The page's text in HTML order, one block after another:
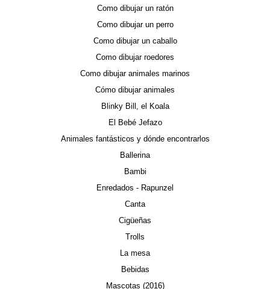
Como dibujar un ratón
Como dibujar un perro
Como dibujar un caballo
Como dibujar roedores
Como dibujar animales marinos
Cómo dibujar animales
Blinky Bill, el Koala
El Bebé Jefazo
Animales fantásticos y dónde encontrarlos
Ballerina
Bambi
Enredados - Rapunzel
Canta
Cigüeñas
Trolls
La mesa
Bebidas
Mascotas (2016)